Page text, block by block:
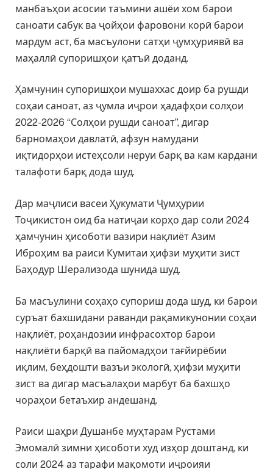
манбаъҳои асосии таъмини ашёи хом барои
саноати сабук ва ҷойҳои фаровони корӣ барои
мардум аст, ба масъулони сатҳи ҷумҳуриявӣ ва
маҳаллӣ супоришҳои қатъӣ доданд.
Ҳамчунин супоришҳои мушаххас доир ба рушди
соҳаи саноат, аз ҷумла иҷрои ҳадафҳои солҳои
2022-2026 “Солҳои рушди саноат”, дигар
барномаҳои давлатӣ, афзун намудани
иқтидорҳои истеҳсоли неруи барқ ва кам кардани
талафоти барқ дода шуд.
Дар маҷлиси васеи Ҳукумати Ҷумҳурии
Тоҷикистон оид ба натиҷаи корҳо дар соли 2024
ҳамчунин ҳисоботи вазири нақлиёт Азим
Иброҳим ва раиси Кумитаи ҳифзи муҳити зист
Баҳодур Шерализода шунида шуд.
Ба масъулини соҳаҳо супориш дода шуд, ки барои
суръат бахшидани раванди рақамикунонии соҳаи
нақлиёт, роҳандозии инфрасохтор барои
нақлиёти барқӣ ва пайомадҳои тағйирёбии
иқлим, беҳдошти вазъи экологӣ, ҳифзи муҳити
зист ва дигар масъалаҳои марбут ба бахшҳо
чораҳои бетаъхир андешанд.
Раиси шаҳри Душанбе муҳтарам Рустами
Эмомалӣ зимни ҳисоботи худ изҳор доштанд, ки
соли 2024 аз тарафи мақомоти иҷроияи